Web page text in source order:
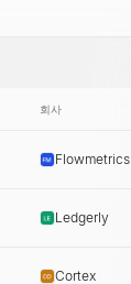
회사
Flowmetrics
Ledgerly
Cortex